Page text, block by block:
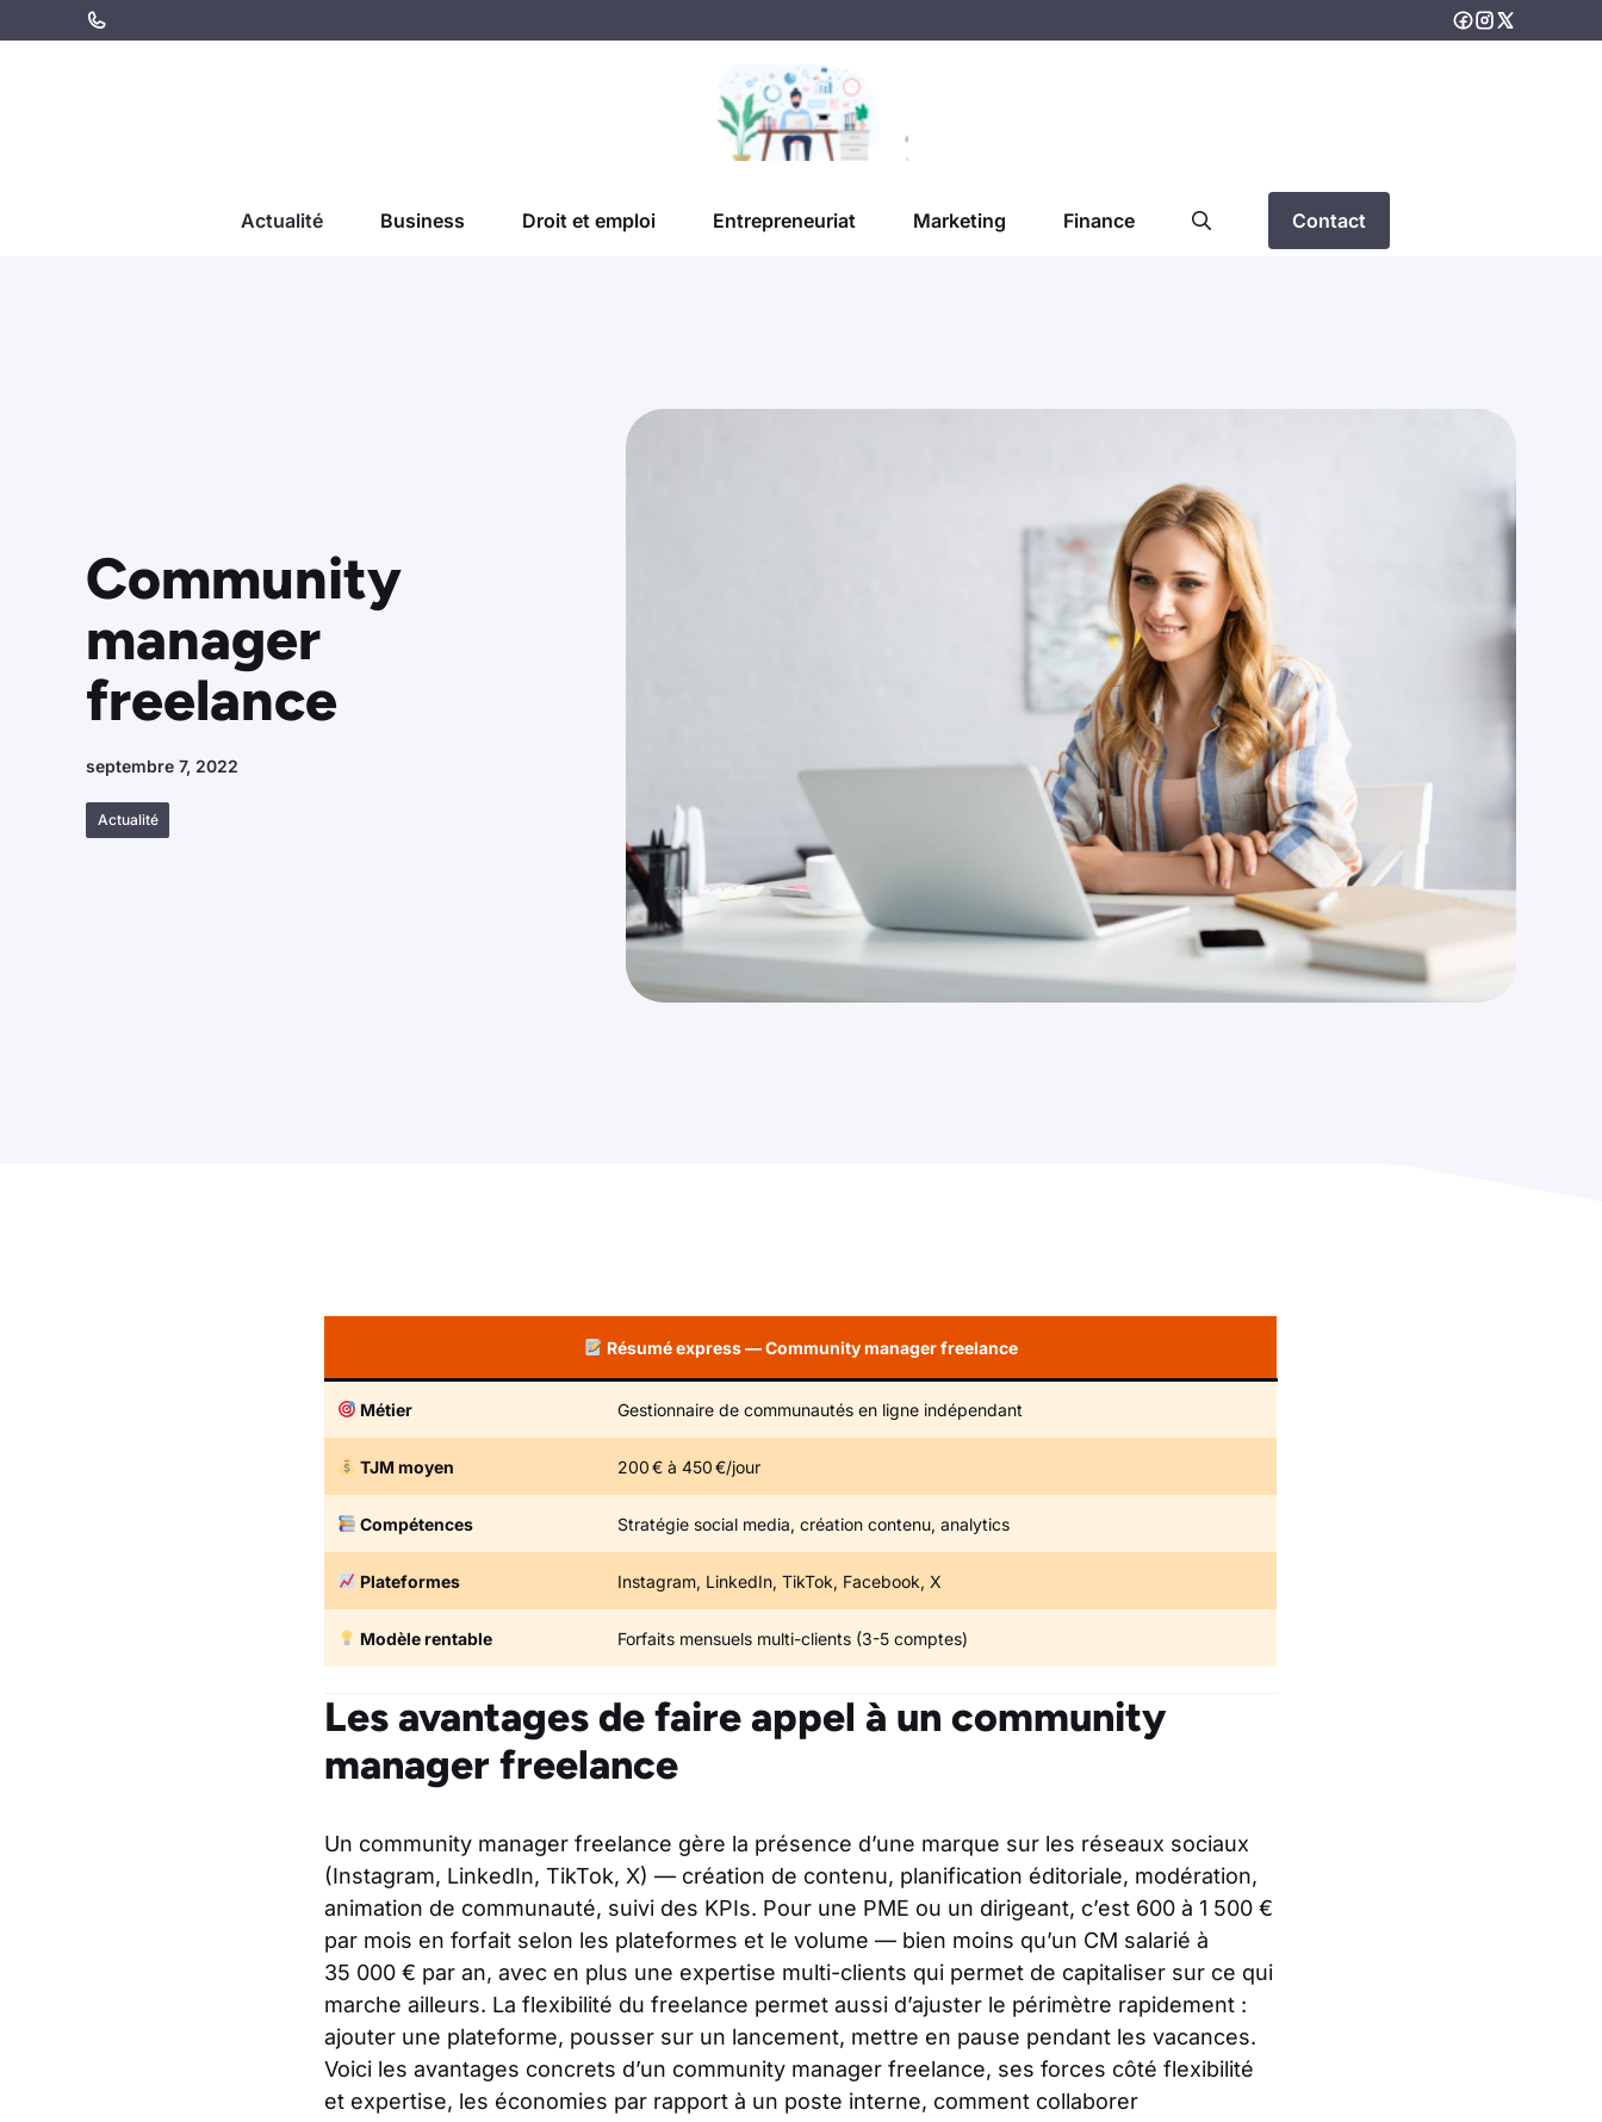
au
Actualité Business Droit et emploi Entrepreneuriat Marketing Finance Contact
Community
manager
freelance
septembre 7, 2022
Actualité
Résumé express — Community manager freelance
Métier Gestionnaire de communautés en ligne indépendant
TJM moyen 200 € à 450 €/jour
Compétences Stratégie social media, création contenu, analytics
Plateformes Instagram, LinkedIn, TikTok, Facebook, X
Modèle rentable Forfaits mensuels multi-clients (3-5 comptes)
Les avantages de faire appel à un community
manager freelance
Un community manager freelance gère la présence d’une marque sur les réseaux sociaux
(Instagram, LinkedIn, TikTok, X) — création de contenu, planification éditoriale, modération,
animation de communauté, suivi des KPIs. Pour une PME ou un dirigeant, c’est 600 à 1 500 €
par mois en forfait selon les plateformes et le volume — bien moins qu’un CM salarié à
35 000 € par an, avec en plus une expertise multi-clients qui permet de capitaliser sur ce qui
marche ailleurs. La flexibilité du freelance permet aussi d’ajuster le périmètre rapidement :
ajouter une plateforme, pousser sur un lancement, mettre en pause pendant les vacances.
Voici les avantages concrets d’un community manager freelance, ses forces côté flexibilité
et expertise, les économies par rapport à un poste interne, comment collaborer